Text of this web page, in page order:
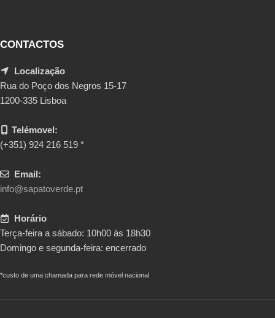
CONTACTOS
Localização
Rua do Poço dos Negros 15-17
1200-335 Lisboa
Telémovel:
(+351) 924 216 519 *
Email:
info@sapatoverde.pt
Horário
Terça-feira a sábado: 10h00 às 18h30
Domingo e segunda-feira: encerrado
*custo de uma chamada para rede móvel nacional